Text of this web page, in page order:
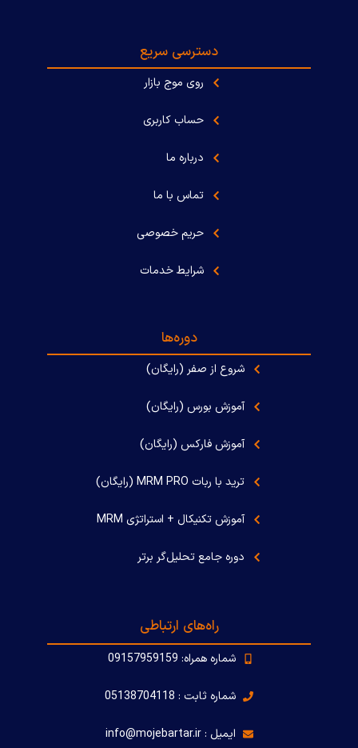
دسترسی سریع
روی موج بازار
حساب کاربری
درباره ما
تماس با ما
حریم خصوصی
شرایط خدمات
دوره‌ها
شروع از صفر (رایگان)
آموزش بورس (رایگان)
آموزش فارکس (رایگان)
ترید با ربات MRM PRO (رایگان)
آموزش تکنیکال + استراتژی MRM
دوره جامع تحلیل‌گر برتر
راه‌های ارتباطی
شماره همراه: 09157959159
شماره ثابت : 05138704118
ایمیل : info@mojebartar.ir